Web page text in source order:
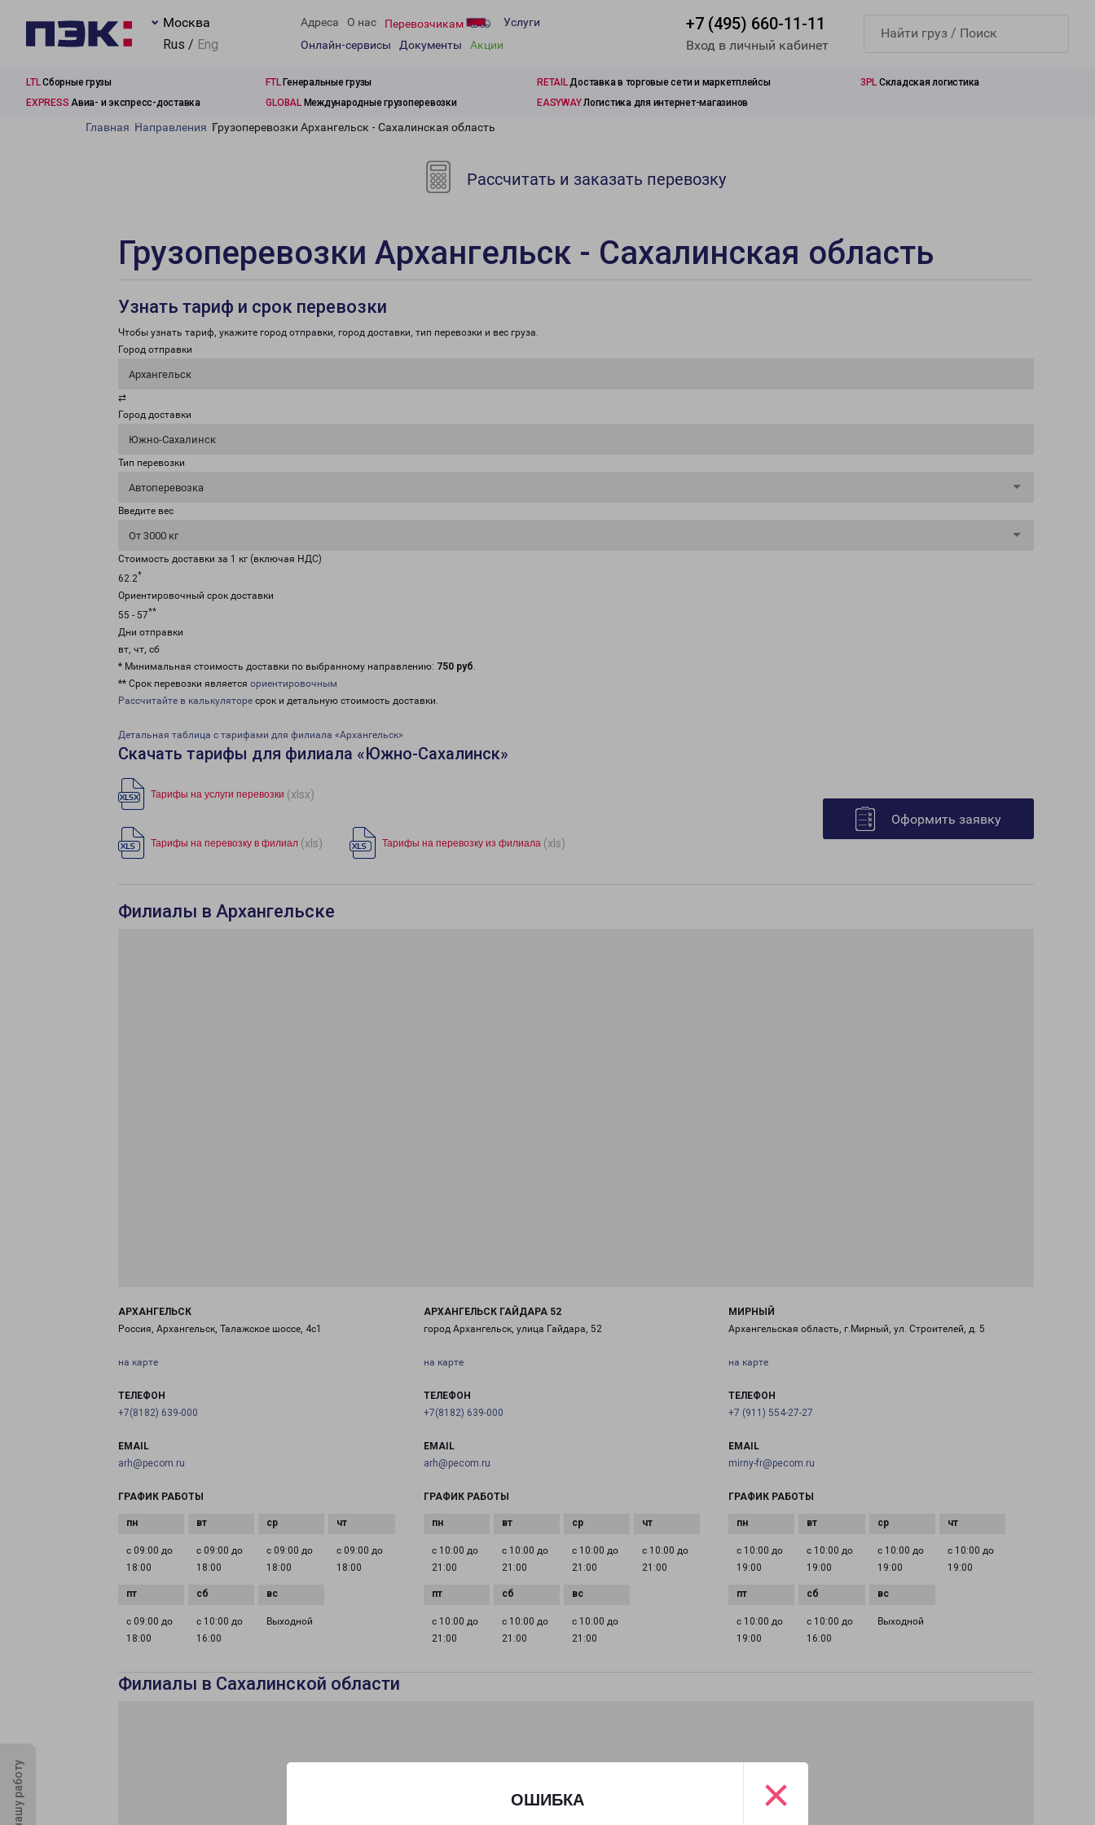
ОШИБКА ×
Москва
Rus / Eng
Адреса О нас Перевозчикам
Услуги
Онлайн-сервисы
Документы Акции
+7 (495) 660-11-11
Вход в личный кабинет
LTLСборные грузы FTLГенеральные грузы RETAILДоставка в торговые сети и маркетплейсы 3PL Складская логистика
EXPRESS Авиа- и экспресс-доставка GLOBALМеждународные грузоперевозки EASYWAYЛогистика для интернет-магазинов
Главная Направления Грузоперевозки Архангельск - Сахалинская область
Рассчитать и заказать перевозку
Грузоперевозки Архангельск - Сахалинская область
Узнать тариф и срок перевозки
Чтобы узнать тариф, укажите город отправки, город доставки, тип перевозки и вес груза.
Город отправки
Архангельск
⇄
Город доставки
Южно-Сахалинск
Тип перевозки
Автоперевозка
Введите вес
От 3000 кг
Стоимость доставки за 1 кг (включая НДС)
62.2*
Ориентировочный срок доставки
55 - 57**
Дни отправки
вт, чт, сб
* Минимальная стоимость доставки по выбранному направлению: 750 руб.
** Срок перевозки является ориентировочным
Рассчитайте в калькуляторе срок и детальную стоимость доставки.
Детальная таблица с тарифами для филиала «Архангельск»
Скачать тарифы для филиала «Южно-Сахалинск»
Тарифы на услуги перевозки (xlsx)
Тарифы на перевозку в филиал (xls) Тарифы на перевозку из филиала (xls)
Оформить заявку
Филиалы в Архангельске
АРХАНГЕЛЬСК
Россия, Архангельск, Талажское шоссе, 4с1
на карте
ТЕЛЕФОН
+7(8182) 639-000
EMAIL
arh@pecom.ru
ГРАФИК РАБОТЫ
с 09:00 до
18:00
с 09:00 до
18:00
с 09:00 до
18:00
с 09:00 до
18:00
с 09:00 до
18:00
с 10:00 до
16:00
Выходной
АРХАНГЕЛЬСК ГАЙДАРА 52
город Архангельск, улица Гайдара, 52
на карте
ТЕЛЕФОН
+7(8182) 639-000
EMAIL
arh@pecom.ru
ГРАФИК РАБОТЫ
с 10:00 до
21:00
с 10:00 до
21:00
с 10:00 до
21:00
с 10:00 до
21:00
с 10:00 до
21:00
с 10:00 до
21:00
с 10:00 до
21:00
МИРНЫЙ
Архангельская область, г.Мирный, ул. Строителей, д. 5
на карте
ТЕЛЕФОН
+7 (911) 554-27-27
EMAIL
mirny-fr@pecom.ru
ГРАФИК РАБОТЫ
с 10:00 до
19:00
с 10:00 до
19:00
с 10:00 до
19:00
с 10:00 до
19:00
с 10:00 до
19:00
с 10:00 до
16:00
Выходной
Филиалы в Сахалинской области